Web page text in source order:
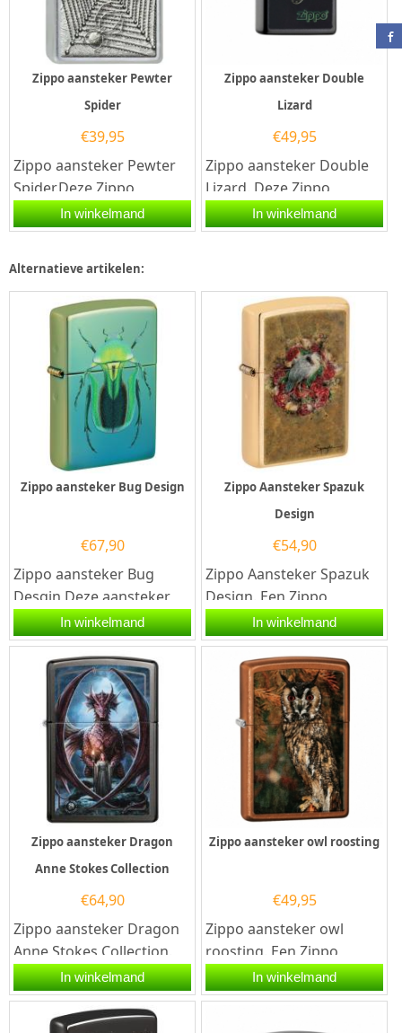
Zippo aansteker Pewter
Spider
€39,95
Zippo aansteker Pewter
Spider.Deze Zippo
aansteker heeft een
street chrome afwerking
In winkelmand
Zippo aansteker Double
Lizard
€49,95
Zippo aansteker Double
Lizard. Deze Zippo
aansteker heeft een mat
zwarte afwerking en aan
In winkelmand
Alternatieve artikelen:
Zippo aansteker Bug Design
€67,90
Zippo aansteker Bug
Desgin Deze aansteker
heeft een High Polish Teal
afwerking met...
In winkelmand
Zippo Aansteker Spazuk
Design
€54,90
Zippo Aansteker Spazuk
Design. Een Zippo
aansteker is een
kwalitatief...
In winkelmand
Zippo aansteker Dragon
Anne Stokes Collection
€64,90
Zippo aansteker Dragon
Anne Stokes Collection.
Deze zwarte Zippo
aansteker is aan de
voorzijde...
In winkelmand
Zippo aansteker owl roosting
€49,95
Zippo aansteker owl
roosting. Een Zippo
aansteker is een
kwalitatief
In winkelmand